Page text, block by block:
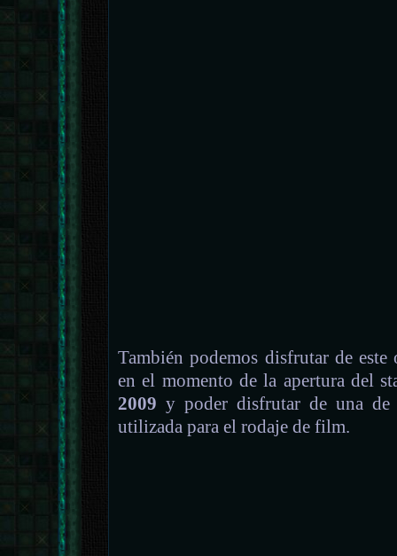
También podemos disfrutar de
en el momento de la apertura del
2009 y poder disfrutar de una
utilizada para el rodaje de film.